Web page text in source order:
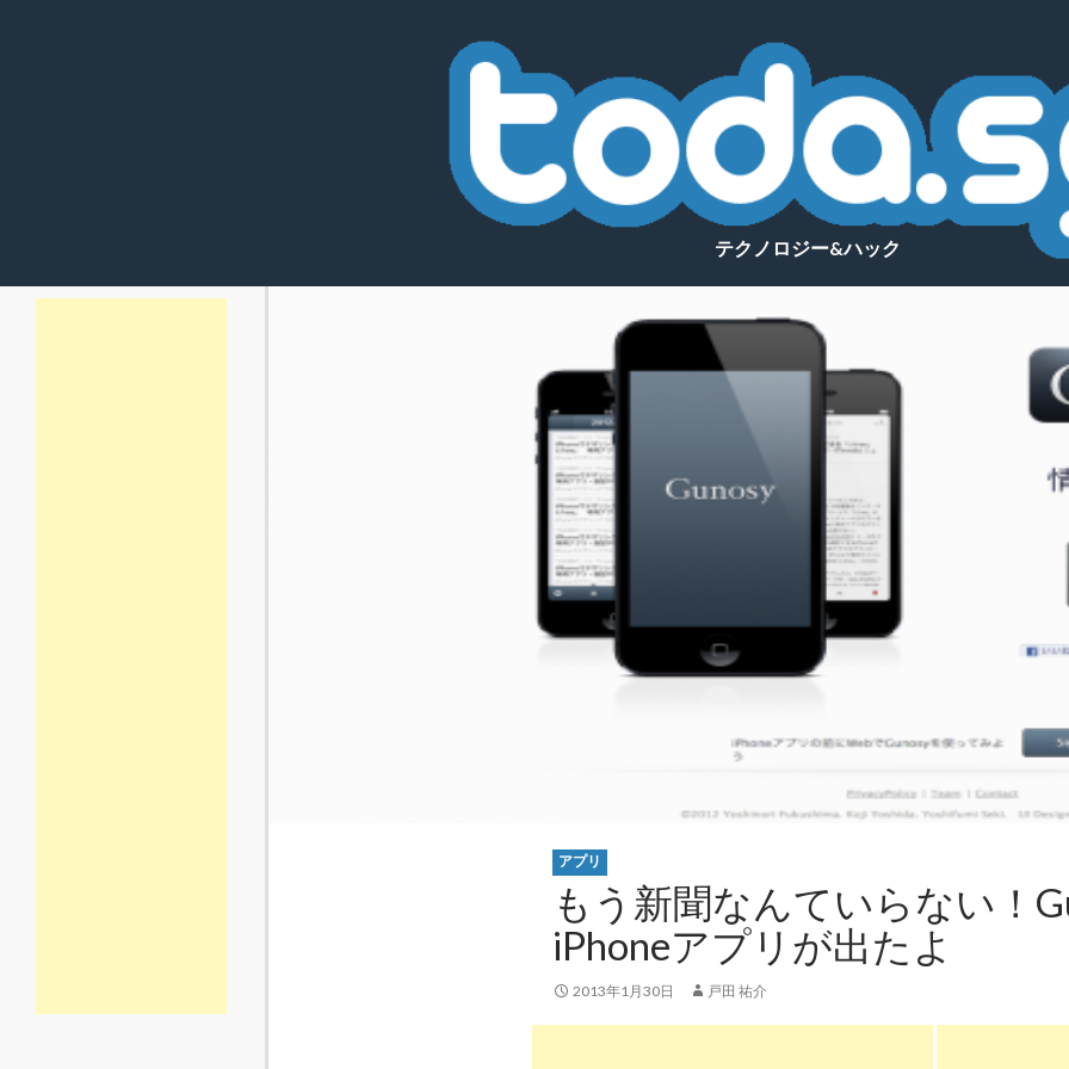
テクノロジー&ハック
アプリ
もう新聞なんていらない！
iPhoneアプリが出たよ
2013年1月30日 戸田 祐介